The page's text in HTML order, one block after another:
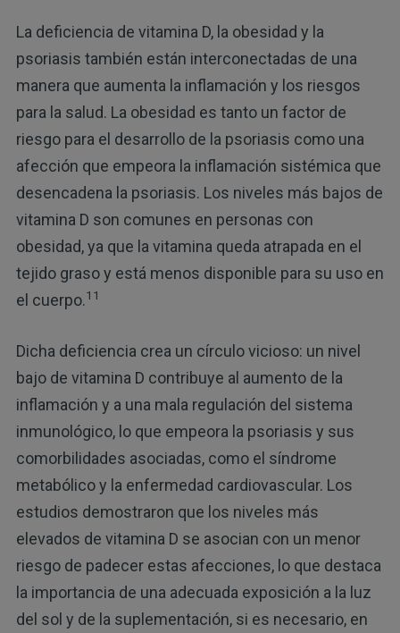
La deficiencia de vitamina D, la obesidad y la
psoriasis también están interconectadas de una
manera que aumenta la inflamación y los riesgos
para la salud. La obesidad es tanto un factor de
riesgo para el desarrollo de la psoriasis como una
afección que empeora la inflamación sistémica que
desencadena la psoriasis. Los niveles más bajos de
vitamina D son comunes en personas con
obesidad, ya que la vitamina queda atrapada en el
tejido graso y está menos disponible para su uso en
el cuerpo.11
Dicha deficiencia crea un círculo vicioso: un nivel
bajo de vitamina D contribuye al aumento de la
inflamación y a una mala regulación del sistema
inmunológico, lo que empeora la psoriasis y sus
comorbilidades asociadas, como el síndrome
metabólico y la enfermedad cardiovascular. Los
estudios demostraron que los niveles más
elevados de vitamina D se asocian con un menor
riesgo de padecer estas afecciones, lo que destaca
la importancia de una adecuada exposición a la luz
del sol y de la suplementación, si es necesario, en